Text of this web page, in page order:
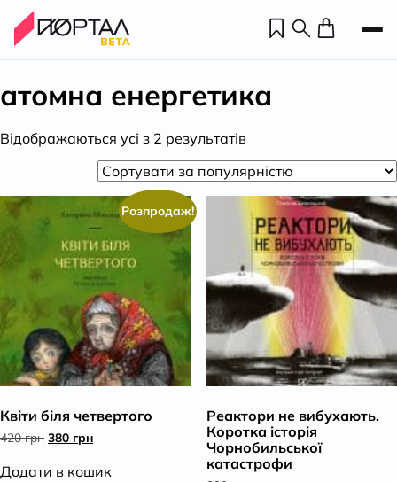
атомна енергетика
Відображаються усі з 2 результатівВідсортовано
популярністю
Розпродаж!
Квіти біля четвертого
420грн Оригінальна
380 грнПоточна
Додати в кошик
Реактори не вибухають.
Коротка історія
Чорнобильської
катастрофи